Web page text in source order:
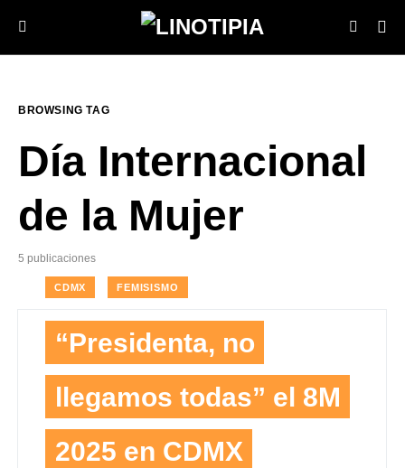
BROWSING TAG
Día Internacional
de la Mujer
5 publicaciones
CDMX FEMISISMO
“Presidenta, no
llegamos todas” el 8M
2025 en CDMX